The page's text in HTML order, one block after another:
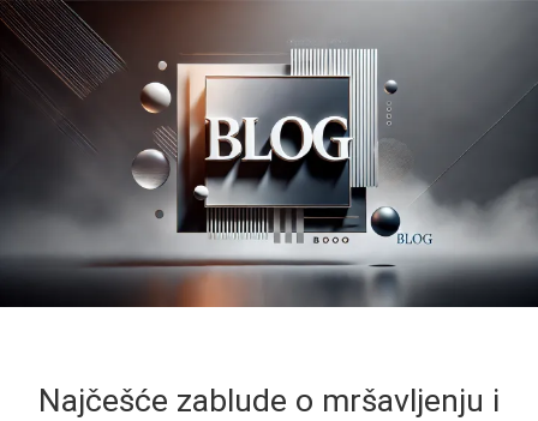
Najčešće zablude o mršavljenju i